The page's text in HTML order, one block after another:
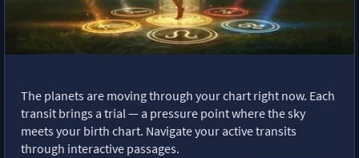
The planets are moving through your chart right now. Each
transit brings a trial — a pressure point where the sky
meets your birth chart. Navigate your active transits
through interactive passages.